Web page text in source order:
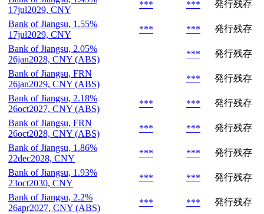
17jul2029, CNY
*** ***
発行残存
Bank of Jiangsu, 1.55%
17jul2029, CNY
*** ***
発行残存
Bank of Jiangsu, 2.05%
26jan2028, CNY (ABS)
***
発行残存
Bank of Jiangsu, FRN
26jan2029, CNY (ABS)
***
発行残存
Bank of Jiangsu, 2.18%
26oct2027, CNY (ABS)
*** ***
発行残存
Bank of Jiangsu, FRN
26oct2028, CNY (ABS)
*** ***
発行残存
Bank of Jiangsu, 1.86%
22dec2028, CNY
*** ***
発行残存
Bank of Jiangsu, 1.93%
23oct2030, CNY
*** ***
発行残存
Bank of Jiangsu, 2.2%
26apr2027, CNY (ABS)
*** *** 発行残存